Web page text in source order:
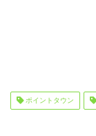
ポイントタウン